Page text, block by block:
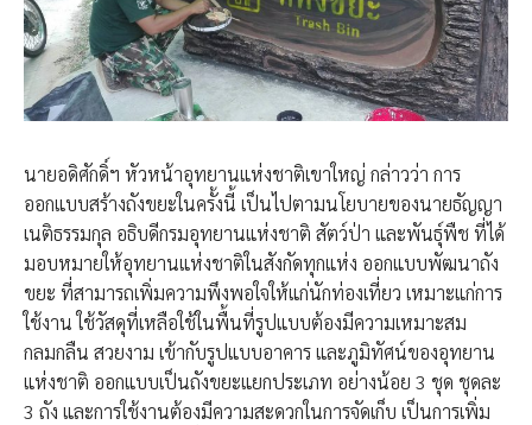
นายอดิศักดิ์ฯ หัวหน้าอุทยานแห่งชาติเขาใหญ่ กล่าวว่า การ
ออกแบบสร้างถังขยะในครั้งนี้ เป็นไปตามนโยบายของนายธัญญา
เนติธรรมกุล อธิบดีกรมอุทยานแห่งชาติ สัตว์ป่า และพันธุ์พืช ที่ได้
มอบหมายให้อุทยานแห่งชาติในสังกัดทุกแห่ง ออกแบบพัฒนาถัง
ขยะ ที่สามารถเพิ่มความพึงพอใจให้แก่นักท่องเที่ยว เหมาะแก่การ
ใช้งาน ใช้วัสดุที่เหลือใช้ในพื้นที่รูปแบบต้องมีความเหมาะสม
กลมกลืน สวยงาม เข้ากับรูปแบบอาคาร และภูมิทัศน์ของอุทยาน
แห่งชาติ ออกแบบเป็นถังขยะแยกประเภท อย่างน้อย 3 ชุด ชุดละ
3 ถัง และการใช้งานต้องมีความสะดวกในการจัดเก็บ เป็นการเพิ่ม